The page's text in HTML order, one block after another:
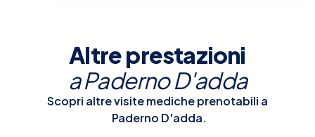
Altre prestazioni
aPaderno D'adda
Scopri altre visite mediche prenotabili a
Paderno D'adda.